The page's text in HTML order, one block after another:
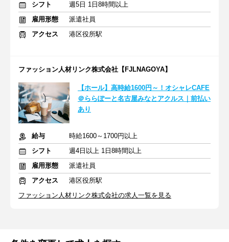
シフト
週5日 1日8時間以上
雇用形態
派遣社員
アクセス
港区役所駅
ファッション人材リンク株式会社【FJLNAGOYA】
【ホール】高時給1600円～！オシャレCAFE
＠ららぽーと名古屋みなとアクルス｜前払い
あり
給与
時給1600～1700円以上
シフト
週4日以上 1日8時間以上
雇用形態
派遣社員
アクセス
港区役所駅
ファッション人材リンク株式会社の求人一覧を見る